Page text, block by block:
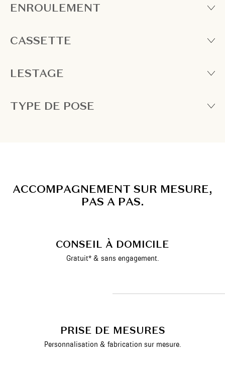
ENROULEMENT
CASSETTE
LESTAGE
TYPE DE POSE
ACCOMPAGNEMENT SUR MESURE,
PAS A PAS.
CONSEIL À DOMICILE
Gratuit* & sans engagement.
PRISE DE MESURES
Personnalisation & fabrication sur mesure.